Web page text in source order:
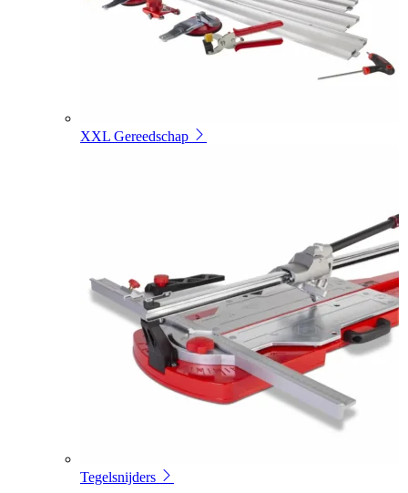
XXL Gereedschap
Tegelsnijders